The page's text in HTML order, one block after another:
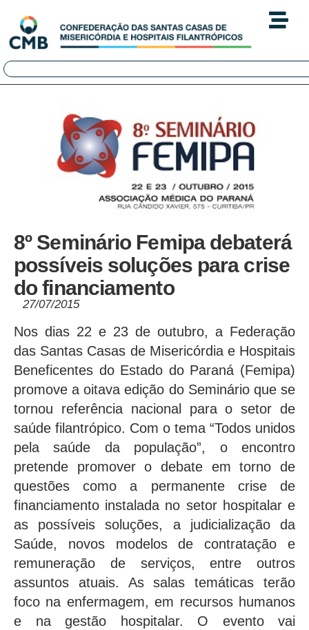
8º Seminário Femipa debaterá
possíveis soluções para crise
do financiamento
27/07/2015
Nos dias 22 e 23 de outubro, a Federação
das Santas Casas de Misericórdia e Hospitais
Beneficentes do Estado do Paraná (Femipa)
promove a oitava edição do Seminário que se
tornou referência nacional para o setor de
saúde filantrópico. Com o tema “Todos unidos
pela saúde da população”, o encontro
pretende promover o debate em torno de
questões como a permanente crise de
financiamento instalada no setor hospitalar e
as possíveis soluções, a judicialização da
Saúde, novos modelos de contratação e
remuneração de serviços, entre outros
assuntos atuais. As salas temáticas terão
foco na enfermagem, em recursos humanos
e na gestão hospitalar. O evento vai